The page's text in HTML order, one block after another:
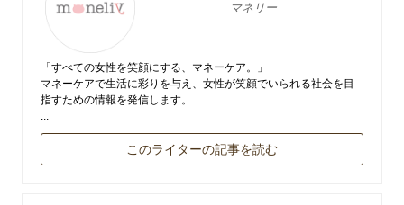
マネリー
「すべての女性を笑顔にする、マネーケア。」
マネーケアで生活に彩りを与え、女性が笑顔でいられる社会を目
指すための情報を発信します。
...
このライターの記事を読む